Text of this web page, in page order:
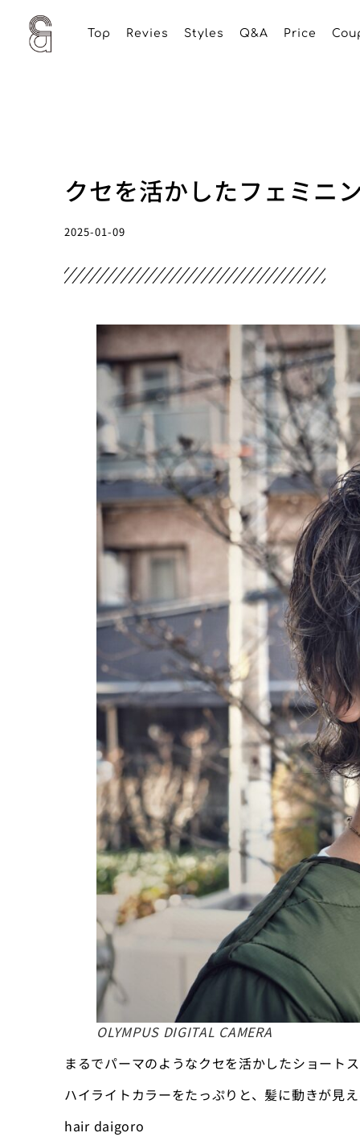
Top Revies Styles Q&A Price
クセを活かしたフェミニ
2025-01-09
OLYMPUS DIGITAL CAMERA
まるでパーマのようなクセを活かしたショート
ハイライトカラーをたっぷりと、髪に動きが見
hair daigoro